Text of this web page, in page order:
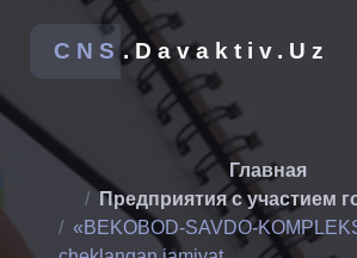
CNS.Davaktiv.Uz
Главная
Предприятия с участием
«BEKOBOD-SAVDO-